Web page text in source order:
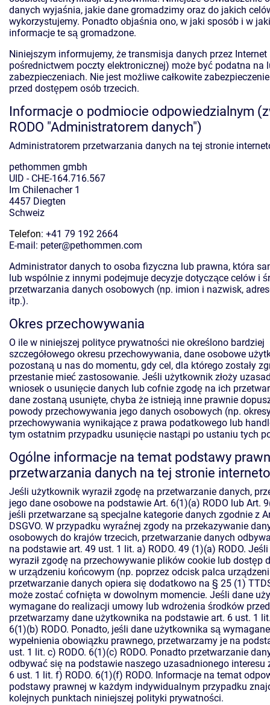
danych wyjaśnia, jakie dane gromadzimy oraz do jakich
wykorzystujemy. Ponadto objaśnia ono, w jaki sposób i w
informacje te są gromadzone.
Niniejszym informujemy, że transmisja danych przez Internet
pośrednictwem poczty elektronicznej) może być podatna na
zabezpieczeniach. Nie jest możliwe całkowite
przed dostępem osób trzecich.
Informacje o podmiocie odpowiedzialnym
RODO "Administratorem danych")
Administratorem przetwarzania danych na tej stronie
pethommen gmbh
UID - CHE-164.716.567
Im Chilenacher 1
4457 Diegten
Schweiz
Telefon: +41 79 192 2664
E-mail: peter@pethommen.com
Administrator danych to osoba fizyczna lub prawna, która
lub wspólnie z innymi podejmuje decyzje dotyczące celów i
przetwarzania danych osobowych (np. imion i nazwisk,
itp.).
Okres przechowywania
O ile w niniejszej polityce prywatności nie określono bardziej
szczegółowego okresu przechowywania, dane osobowe
pozostaną u nas do momentu, gdy cel, dla którego zostały
przestanie mieć zastosowanie. Jeśli użytkownik złoży
wniosek o usunięcie danych lub cofnie zgodę na ich
dane zostaną usunięte, chyba że istnieją inne prawnie
powody przechowywania jego danych osobowych (np.
przechowywania wynikające z prawa podatkowego lub
tym ostatnim przypadku usunięcie nastąpi po ustaniu tych
Ogólne informacje na temat podstawy
przetwarzania danych na tej stronie
Jeśli użytkownik wyraził zgodę na przetwarzanie danych,
jego dane osobowe na podstawie Art. 6(1)(a) RODO lub Art.
jeśli przetwarzane są specjalne kategorie danych zgodnie z
DSGVO. W przypadku wyraźnej zgody na przekazywanie
osobowych do krajów trzecich, przetwarzanie danych
na podstawie art. 49 ust. 1 lit. a) RODO. 49 (1)(a) RODO.
wyraził zgodę na przechowywanie plików cookie lub dostęp
w urządzeniu końcowym (np. poprzez odcisk palca
przetwarzanie danych opiera się dodatkowo na § 25 (1)
może zostać cofnięta w dowolnym momencie. Jeśli dane
wymagane do realizacji umowy lub wdrożenia środków
przetwarzamy dane użytkownika na podstawie art. 6 ust. 1
6(1)(b) RODO. Ponadto, jeśli dane użytkownika są
wypełnienia obowiązku prawnego, przetwarzamy je na
ust. 1 lit. c) RODO. 6(1)(c) RODO. Ponadto przetwarzanie
odbywać się na podstawie naszego uzasadnionego interesu
6 ust. 1 lit. f) RODO. 6(1)(f) RODO. Informacje na temat
podstawy prawnej w każdym indywidualnym przypadku
kolejnych punktach niniejszej polityki prywatności.